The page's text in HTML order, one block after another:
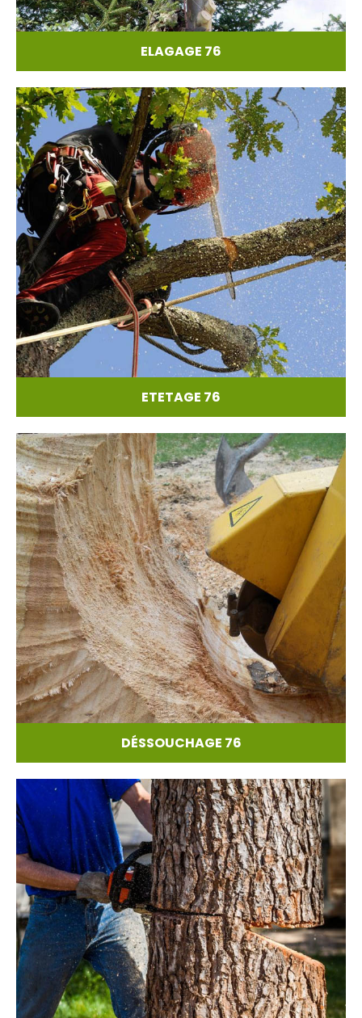
ELAGAGE 76
ETETAGE 76
DÉSSOUCHAGE 76